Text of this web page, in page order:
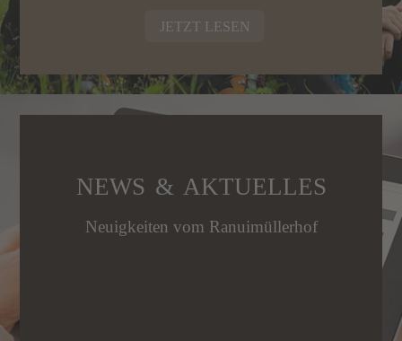
JETZT LESEN
NEWS & AKTUELLES
Neuigkeiten vom Ranuimüllerhof